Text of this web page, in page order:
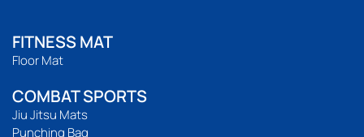
FITNESS MAT
Floor Mat
COMBAT SPORTS
Jiu Jitsu Mats
Punching Bag